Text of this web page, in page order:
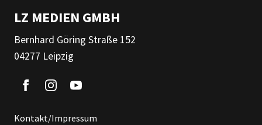
LZ MEDIEN GMBH
Bernhard Göring Straße 152
04277 Leipzig
Kontakt/Impressum